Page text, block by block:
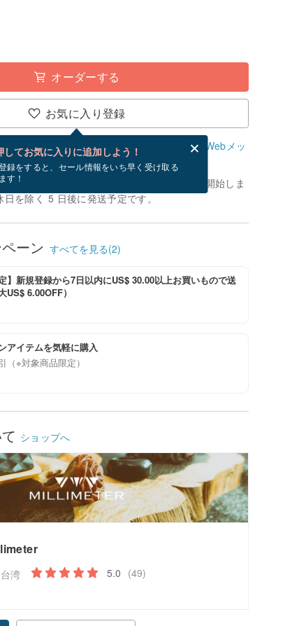
オーダーする
お気に入り登録
てお気に入りに追加しよう！
録をすると、セール情報をいち早く受け取る
す！
でWebメッセージカードを作成できます。
Webメッ
」です。お支払いが確認できてから、制作を開始しま
日を除く 5 日後に発送予定です。
ーン すべてを見る(2)
】新規登録から7日以内にUS$ 30.00以上お買いもので送
US$ 6.00OFF）
アイテムを気軽に購入
（※対象商品限定）
ショップへ
台湾 5.0 (49)